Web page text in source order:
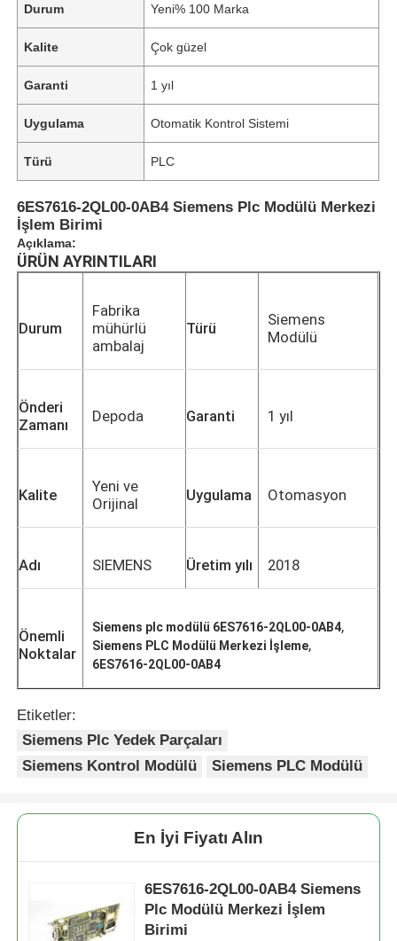
Ana sayfa
Durum Yeni% 100 Marka
Kalite Çok güzel
Garanti 1 yıl
Uygulama Otomatik Kontrol Sistemi
Türü PLC
6ES7616-2QL00-0AB4 Siemens Plc Modülü Merkezi
İşlem Birimi
Açıklama:
ÜRÜN AYRINTILARI
Durum
Fabrika
mühürlü
ambalaj
Türü
Siemens
Modülü
Önderi
Zamanı
Depoda Garanti 1 yıl
Kalite
Yeni ve
Orijinal
Uygulama Otomasyon
Adı SIEMENS Üretim yılı 2018
Önemli
Noktalar
Siemens plc modülü 6ES7616-2QL00-0AB4,
Siemens PLC Modülü Merkezi İşleme,
6ES7616-2QL00-0AB4
Etiketler:
Siemens Plc Yedek Parçaları
Siemens Kontrol Modülü
Siemens PLC Modülü
En İyi Fiyatı Alın
6ES7616-2QL00-0AB4 Siemens
Plc Modülü Merkezi İşlem
Birimi